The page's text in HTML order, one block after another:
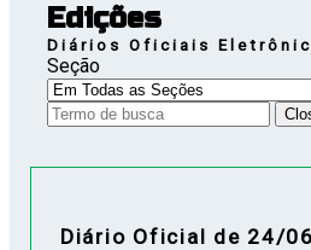
Edições
Diários Oficiais
Seção
Diário Oficial de 24/